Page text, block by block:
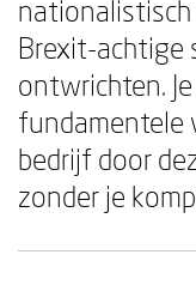
Brexit-achtige
ontwrichten.
fundamentele
bedrijf door
zonder je